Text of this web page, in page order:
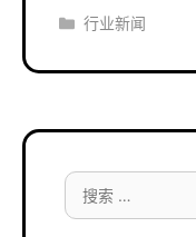
分
行业新闻
搜
索：